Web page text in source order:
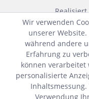
Wir verwenden
unserer
während andere
Erfahrung zu
können verarbeitet
personalisierte
Verwendung